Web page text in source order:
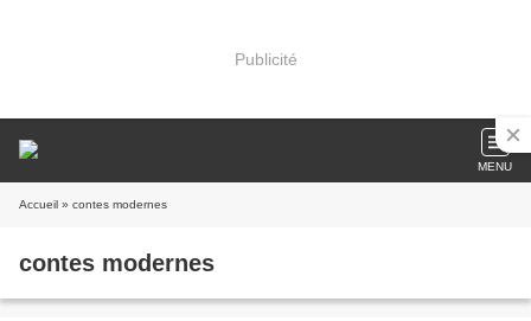
Publicité
MENU
Accueil » contes modernes
contes modernes